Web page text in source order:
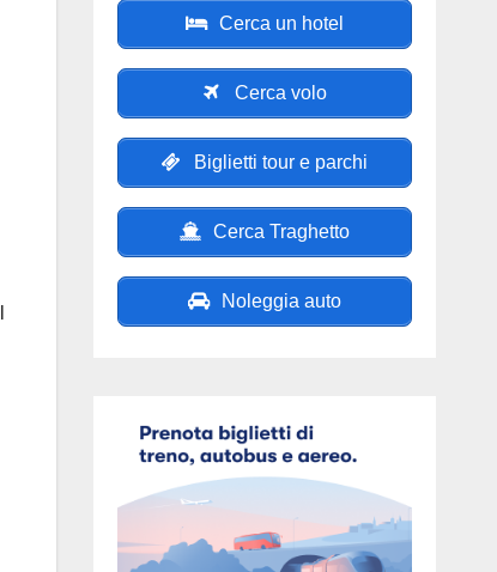
Cerca un hotel
Cerca volo
Biglietti tour e parchi
Cerca Traghetto
Noleggia auto